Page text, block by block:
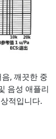
, 깨끗한 중
음성 애플리
적입니다.